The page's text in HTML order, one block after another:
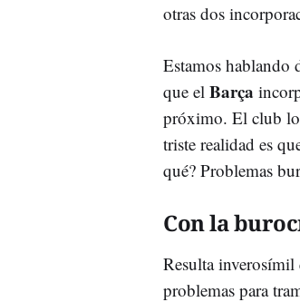
otras dos
Estamos hablando
que el Barça
próximo. El club
triste realidad es
qué? Problemas
Con la
Resulta inverosímil
problemas para